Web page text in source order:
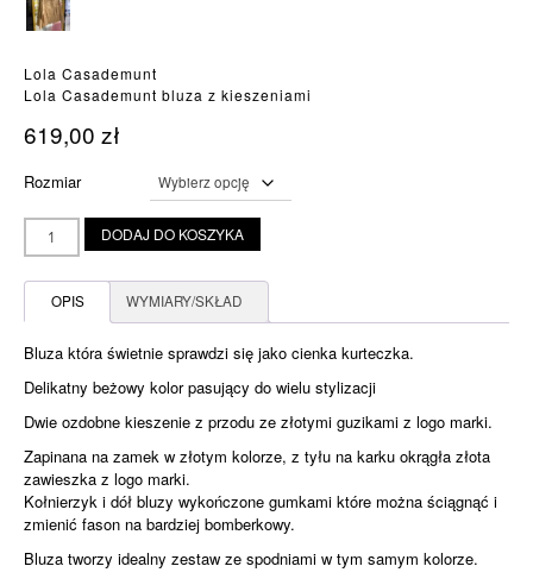
Lola Casademunt
Lola Casademunt bluza z kieszeniami
619,00 zł
Rozmiar
ilość
Lola
bluza
z
DODAJ DO KOSZYKA
OPIS WYMIARY/SKŁAD
Bluza która świetnie sprawdzi się jako cienka kurteczka.
Delikatny beżowy kolor pasujący do wielu stylizacji
Dwie ozdobne kieszenie z przodu ze złotymi guzikami z logo marki.
Zapinana na zamek w złotym kolorze, z tyłu na karku okrągła złota
zawieszka z logo marki.
Kołnierzyk i dół bluzy wykończone gumkami które można ściągnąć i
zmienić fason na bardziej bomberkowy.
Bluza tworzy idealny zestaw ze spodniami w tym samym kolorze.